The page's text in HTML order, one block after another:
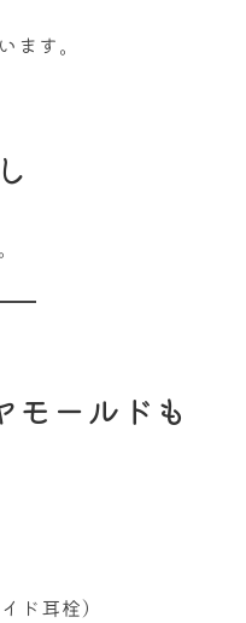
ます。
モールドも
ド耳栓）